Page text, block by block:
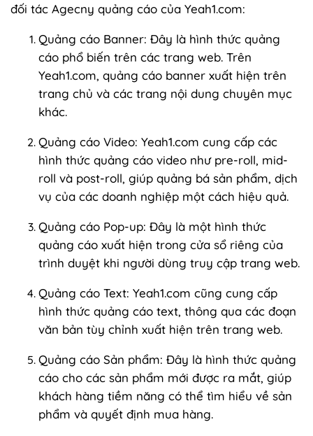
đối tác Agecny quảng cáo của Yeah1.com:
Quảng cáo Banner: Đây là hình thức quảng
cáo phổ biến trên các trang web. Trên
Yeah1.com, quảng cáo banner xuất hiện trên
trang chủ và các trang nội dung chuyên mục
khác.
Quảng cáo Video: Yeah1.com cung cấp các
hình thức quảng cáo video như pre-roll, mid-
roll và post-roll, giúp quảng bá sản phẩm, dịch
vụ của các doanh nghiệp một cách hiệu quả.
Quảng cáo Pop-up: Đây là một hình thức
quảng cáo xuất hiện trong cửa sổ riêng của
trình duyệt khi người dùng truy cập trang web.
Quảng cáo Text: Yeah1.com cũng cung cấp
hình thức quảng cáo text, thông qua các đoạn
văn bản tùy chỉnh xuất hiện trên trang web.
Quảng cáo Sản phẩm: Đây là hình thức quảng
cáo cho các sản phẩm mới được ra mắt, giúp
khách hàng tiềm năng có thể tìm hiểu về sản
phẩm và quyết định mua hàng.